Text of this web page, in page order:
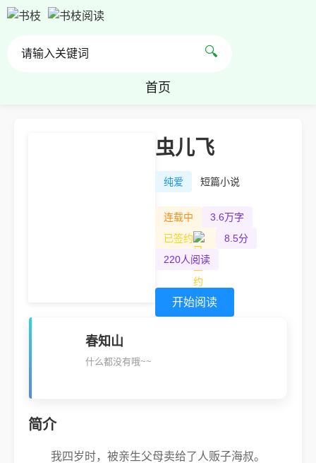
首页
🔍
虫儿飞
纯爱 短篇小说
连载中
3.6万字
已签约
8.5分
220人阅读
开始阅读
春知山
什么都没有哦~~
简介
我四岁时，被亲生父母卖给了人贩子海叔。